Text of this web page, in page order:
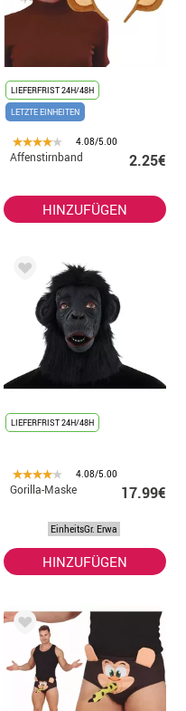
LIEFERFRIST 24H/48H
LETZTE EINHEITEN
4.08/5.00
Affenstirnband 2.25€
HINZUFÜGEN
LIEFERFRIST 24H/48H
4.08/5.00
Gorilla-Maske 17.99€
EinheitsGr. Erwa
HINZUFÜGEN